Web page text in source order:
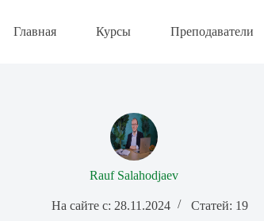
Главная Курсы Преподаватели
Rauf Salahodjaev
На сайте с: 28.11.2024 Статей: 19